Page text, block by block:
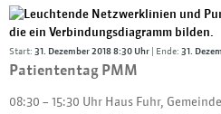
Start: 31. Dezember 2018 8:30 Uhr | Ende: 31.
Patiententag PMM
08:30 – 15:30 Uhr Haus Fuhr,